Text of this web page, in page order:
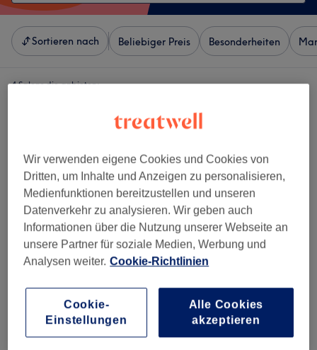
Sortieren nach Beliebiger Preis Besonderheiten
4 Salons die anbieten:
New Wave Nails
4,5
2585 Bewertungen
Wir verwenden eigene Cookies und Cookies von
Dritten, um Inhalte und Anzeigen zu personalisieren,
Medienfunktionen bereitzustellen und unseren
Datenverkehr zu analysieren. Wir geben auch
Informationen über die Nutzung unserer Webseite an
unsere Partner für soziale Medien, Werbung und
Analysen weiter. Cookie-Richtlinien
Cookie-
Einstellungen
Alle Cookies
akzeptieren